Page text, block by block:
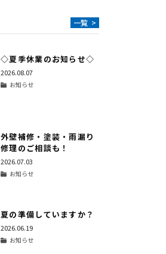
一覧 >
◇夏季休業のお知らせ◇
2026.08.07
お知らせ
外壁補修・塗装・雨漏り
修理のご相談も！
2026.07.03
お知らせ
夏の準備していますか？
2026.06.19
お知らせ